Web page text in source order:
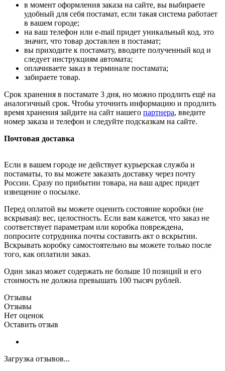
в момент оформления заказа на сайте, вы выбираете
удобный для себя постамат, если такая система работает
в вашем городе;
на ваш телефон или e-mail придет уникальный код, это
значит, что товар доставлен в постамат;
вы приходите к постамату, вводите полученный код и
следует инструкциям автомата;
оплачиваете заказ в терминале постамата;
забираете товар.
Срок хранения в постамате 3 дня, но можно продлить ещё на
аналогичный срок. Чтобы уточнить информацию и продлить
время хранения зайдите на сайт нашего партнера, введите
номер заказа и телефон и следуйте подсказкам на сайте.
Почтовая доставка
Если в вашем городе не действует курьерская служба и
постаматы, то вы можете заказать доставку через почту
России. Сразу по прибытии товара, на ваш адрес придет
извещение о посылке.
Перед оплатой вы можете оценить состояние коробки (не
вскрывая): вес, целостность. Если вам кажется, что заказ не
соответствует параметрам или коробка повреждена,
попросите сотрудника почты составить акт о вскрытии.
Вскрывать коробку самостоятельно вы можете только после
того, как оплатили заказ.
Один заказ может содержать не больше 10 позиций и его
стоимость не должна превышать 100 тысяч рублей.
Отзывы
Отзывы
Нет оценок
Оставить отзыв
Загрузка отзывов...